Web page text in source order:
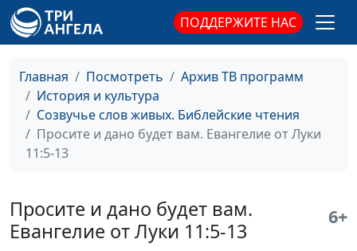
ПОДДЕРЖИТЕ НАС
Главная Посмотреть
Архив ТВ программ
История и культура
Созвучье слов живых. Библейские чтения
Просите и дано будет вам. Евангелие от Луки
11:5-13
Просите и дано будет вам.
Евангелие от Луки 11:5-13
6+
Евангелие от Луки 18:1-8
Исцеление Прокаженных. О
от Луки 17:11-19
Притча о богаче и Лазаре.
Евангелие от Луки 16:19-31
Ирина
Кириченко
Притча о блудном сыне.
Притча о потерянной овце и
монете. Евангелие от Луки 15:1-10
Ирина
Кириченко
#20